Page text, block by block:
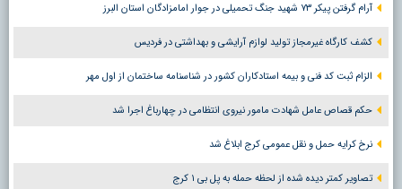
آرام گرفتن پیکر ۷۳ شهید جنگ تحمیلی در جوار امامزادگان استان البرز
کشف کارگاه غیرمجاز تولید لوازم آرایشی و بهداشتی در فردیس
الزام ثبت کد فنی و بیمه استادکاران کشور در شناسنامه ساختمان از اول مهر
حکم قصاص عامل شهادت مامور نیروی انتظامی در چهارباغ اجرا شد
نرخ کرایه حمل و نقل عمومی کرج ابلاغ شد
تصاویر کمتر دیده شده از لحظه حمله به پل بی ۱ کرج